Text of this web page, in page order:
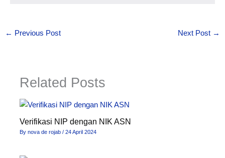
← Previous Post Next Post →
Related Posts
Verifikasi NIP dengan NIK ASN
Bynova de rojab/24 April 2024